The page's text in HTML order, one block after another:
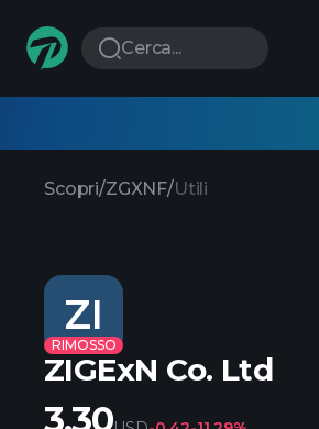
Cerca...
Scopri/ZGXNF/Utili
ZI
RIMOSSO
ZIGExN Co. Ltd
3.30